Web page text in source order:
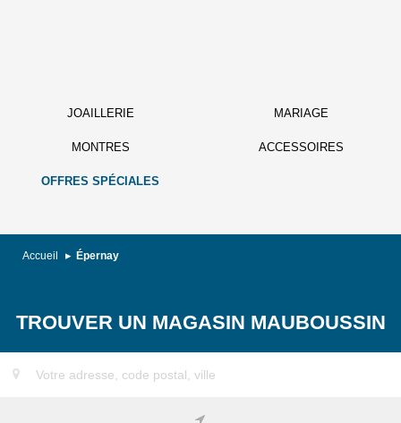
JOAILLERIE MARIAGE
MONTRES ACCESSOIRES
OFFRES SPÉCIALES
Accueil Épernay
TROUVER UN MAGASIN MAUBOUSSIN